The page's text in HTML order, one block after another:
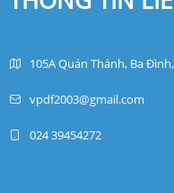
105A Quán Thánh, Ba
vpdf2003@gmail.com
024 39454272